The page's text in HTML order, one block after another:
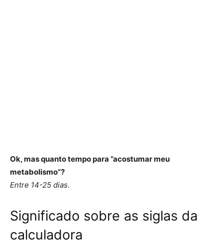
Ok, mas quanto tempo para ”acostumar meu
metabolismo”?
Entre 14-25 dias.
Significado sobre as siglas da
calculadora